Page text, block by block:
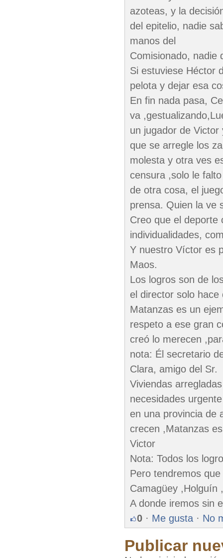
azoteas, y la
del epitelio, nadie
manos del
Comisionado, nadie
Si estuviese Héctor
pelota y dejar esa
En fin nada pasa,
va
un jugador de
que se arregle los
molesta y otra ves
censura ,solo le
de otra cosa, el
prensa. Quien la ve
Creo que el deporte
individualidades,
Y nuestro Víctor es
Maos.
Los logros son de
el director solo
Matanzas es un
respeto a ese gran
creó lo merecen
nota: Él secretario
Clara, amigo del Sr.
Viviendas
necesidades
en una provincia de
crecen ,Matanzas
Victor
Nota: Todos los
Pero tendremos
Camagüey ,Holguín
A donde iremos sin
0 · Me gusta · No
Publicar